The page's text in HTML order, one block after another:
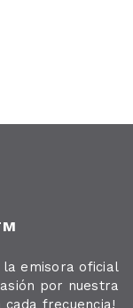
la emisora oficial
por nuestra
frecuencia!